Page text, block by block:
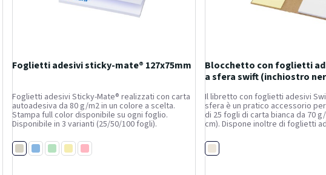
Foglietti adesivi sticky-mate® 127x75mm
Foglietti adesivi Sticky-Mate® realizzati con carta
autoadesiva da 80 g/m2 in un colore a scelta.
Stampa full color disponibile su ogni foglio.
Disponibile in 3 varianti (25/50/100 fogli).
BiancoBlu chiaro
MentaGiallo chiaro
Rosa chiaro
Blocchetto con foglietti
a sfera swift (inchiostro
Il libretto con foglietti adesivi
sfera è un pratico accessorio
di 25 fogli di carta bianca da 70 g/
cm). Dispone inoltre di foglietti
della penna a sfera è realizzato...
Naturale